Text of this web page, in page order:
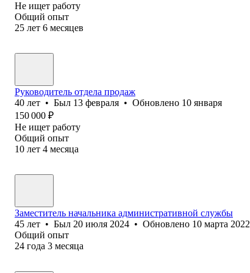
Не ищет работу
Общий опыт
25 лет 6 месяцев
Руководитель отдела продаж
40 лет • Был 13 февраля • Обновлено 10 января
150 000 ₽
Не ищет работу
Общий опыт
10 лет 4 месяца
Заместитель начальника административной службы
45 лет • Был 20 июля 2024 • Обновлено 10 марта 2022
Общий опыт
24 года 3 месяца